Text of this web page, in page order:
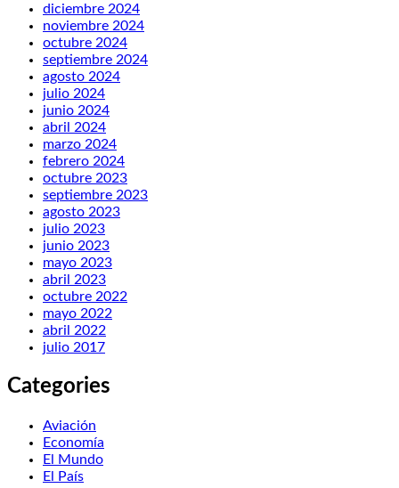
diciembre 2024
noviembre 2024
octubre 2024
septiembre 2024
agosto 2024
julio 2024
junio 2024
abril 2024
marzo 2024
febrero 2024
octubre 2023
septiembre 2023
agosto 2023
julio 2023
junio 2023
mayo 2023
abril 2023
octubre 2022
mayo 2022
abril 2022
julio 2017
Categories
Aviación
Economía
El Mundo
El País